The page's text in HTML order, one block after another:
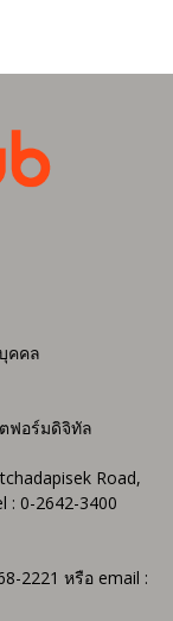
คคล
ฟอร์มดิจิทัล
Road,
: 0-2642-3400
2221 หรือ email :